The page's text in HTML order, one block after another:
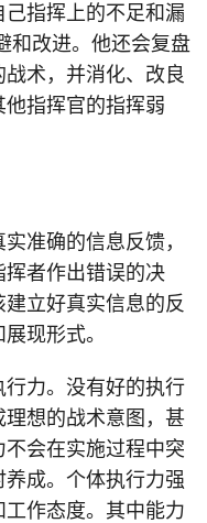
指挥上的不足和漏
和改进。他还会复盘
术，并消化、改良
指挥官的指挥弱
准确的信息反馈，
者作出错误的决
立好真实信息的反
现形式。
力。没有好的执行
想的战术意图，甚
会在实施过程中突
成。个体执行力强
作态度。其中能力